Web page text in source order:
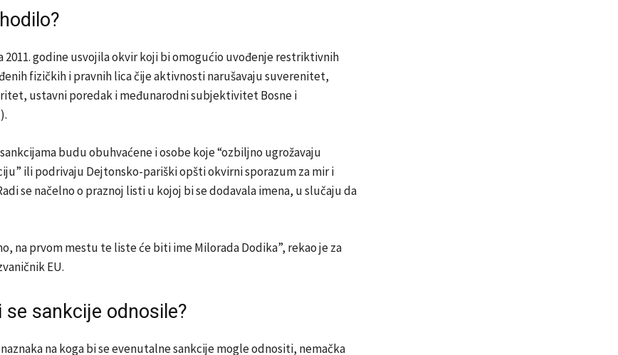
2011. godine usvojila okvir koji bi omogućio uvođenje restriktivnih
fizičkih i pravnih lica čije aktivnosti narušavaju suverenitet,
ustavni poredak i međunarodni subjektivitet Bosne i
budu obuhvaćene i osobe koje “ozbiljno ugrožavaju
ili podrivaju Dejtonsko-pariški opšti okvirni sporazum za mir i
se načelno o praznoj listi u kojoj bi se dodavala imena, u slučaju da
na prvom mestu te liste će biti ime Milorada Dodika”, rekao je za
EU.
se sankcije odnosile?
naznaka na koga bi se evenutalne sankcije mogle odnositi, nemačka